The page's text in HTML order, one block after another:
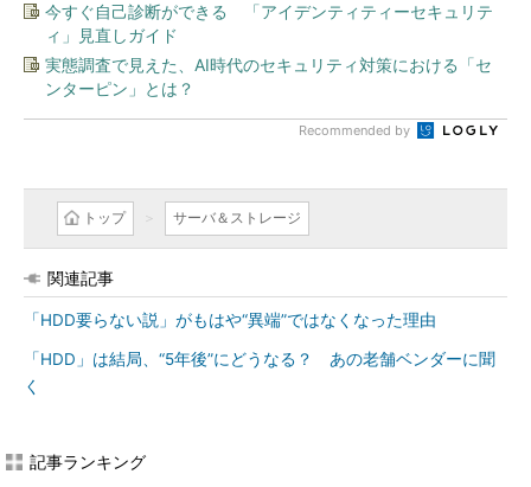
今すぐ自己診断ができる 「アイデンティティーセキュリテ
ィ」見直しガイド
実態調査で見えた、AI時代のセキュリティ対策における「セ
ンターピン」とは？
Recommended by
トップ サーバ＆ストレージ
関連記事
「HDD要らない説」がもはや“異端”ではなくなった理由
「HDD」は結局、“5年後”にどうなる？ あの老舗ベンダーに聞
く
記事ランキング